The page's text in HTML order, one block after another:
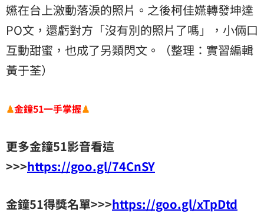
嬿在台上激動落淚的照片。之後柯佳嬿轉發坤達
PO文，還虧對方「沒有別的照片了嗎」，小倆口
互動甜蜜，也成了另類閃文。（整理：實習編輯
黃于荃）
♟金鐘51一手掌握♟
更多金鐘51影音看這
>>>https://goo.gl/74CnSY
金鐘51得獎名單>>>https://goo.gl/xTpDtd